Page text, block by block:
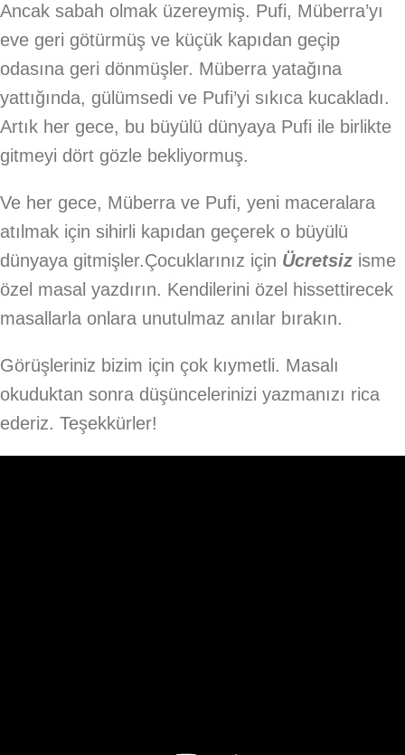
Ancak sabah olmak üzereymiş. Pufi, Müberra’yı
eve geri götürmüş ve küçük kapıdan geçip
odasına geri dönmüşler. Müberra yatağına
yattığında, gülümsedi ve Pufi’yi sıkıca kucakladı.
Artık her gece, bu büyülü dünyaya Pufi ile birlikte
gitmeyi dört gözle bekliyormuş.
Ve her gece, Müberra ve Pufi, yeni maceralara
atılmak için sihirli kapıdan geçerek o büyülü
dünyaya gitmişler.Çocuklarınız için Ücretsiz isme
özel masal yazdırın. Kendilerini özel hissettirecek
masallarla onlara unutulmaz anılar bırakın.
Görüşleriniz bizim için çok kıymetli. Masalı
okuduktan sonra düşüncelerinizi yazmanızı rica
ederiz. Teşekkürler!